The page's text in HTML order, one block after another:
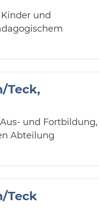
und
Teck,
und Fortbildung,
Abteilung
Teck